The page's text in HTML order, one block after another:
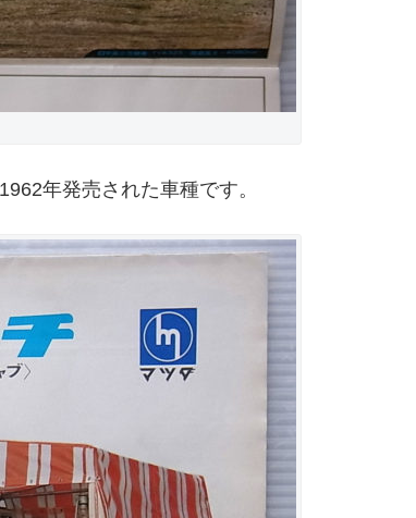
年発売された車種です。